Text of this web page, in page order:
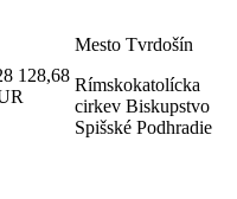
128,68
Mesto Tvrdošín
Rímskokatolícka
cirkev Biskupstvo
Spišské Podhradie